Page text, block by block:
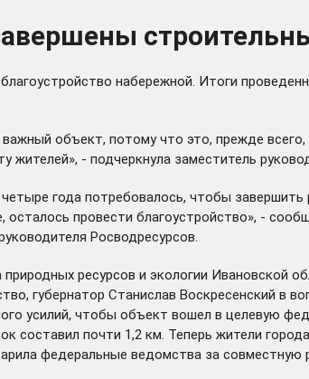
набережной. Итоги
объект, потому что это, прежде
жителей», - подчеркнула заместитель
года потребовалось, чтобы
осталось провести благоустройство», -
Росводресурсов.
природных ресурсов и экологии Ивановской
губернатор Станислав Воскресенский
усилий, чтобы объект вошел в целевую
составил почти 1,2 км. Теперь жители
федеральные ведомства за совместную